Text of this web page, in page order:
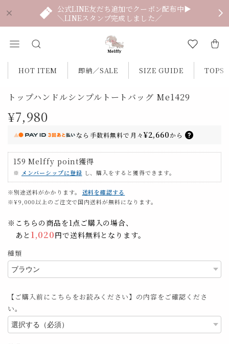
公式LINE友だち追加でクーポン配布中▶
＼LINEスタンプ完成しました／
HOT ITEM 即納／SALE SIZE GUIDE TOPS
トップハンドルシンプルトートバッグ Me1429
¥7,980
なら 手数料無料で 月々¥2,660から
159 Melffy point獲得
※ メンバーシップに登録 し、購入をすると獲得できます。
※別途送料がかかります。
送料を確認する
※¥9,000以上のご注文で国内送料が無料になります。
※こちらの商品を1点ご購入の場合、
あと 1,020円で送料無料となります。
種類
【ご購入前にこちらをお読みください】の内容をご確認くださ
い。